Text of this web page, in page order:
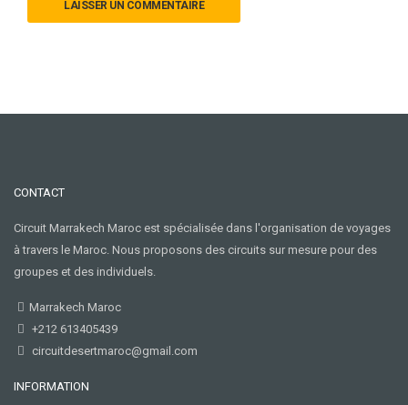
CONTACT
Circuit Marrakech Maroc est spécialisée dans l'organisation de voyages
à travers le Maroc. Nous proposons des circuits sur mesure pour des
groupes et des individuels.
Marrakech Maroc
+212 613405439
circuitdesertmaroc@gmail.com
INFORMATION
Pour
recevoir
meilleures
mensuelles
LA